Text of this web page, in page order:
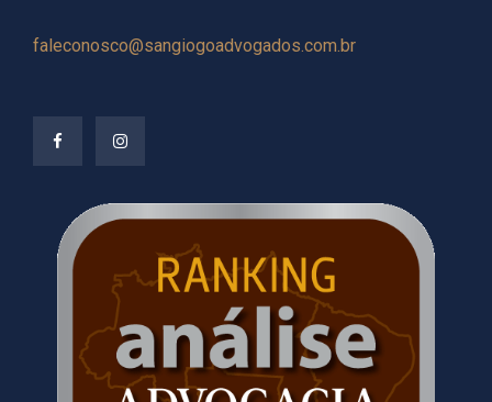
faleconosco@sangiogoadvogados.com.br